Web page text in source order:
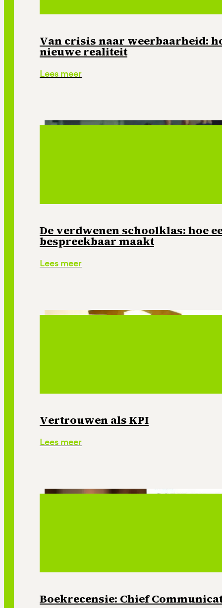
Van crisis naar weerbaarheid:
nieuwe realiteit
Lees meer
De verdwenen schoolklas: hoe
bespreekbaar maakt
Lees meer
Vertrouwen als KPI
Lees meer
Boekrecensie: Chief